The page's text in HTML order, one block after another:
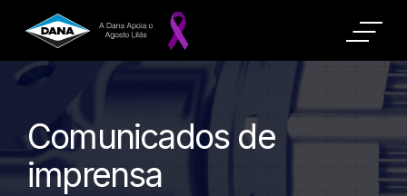
Comunicados de
imprensa